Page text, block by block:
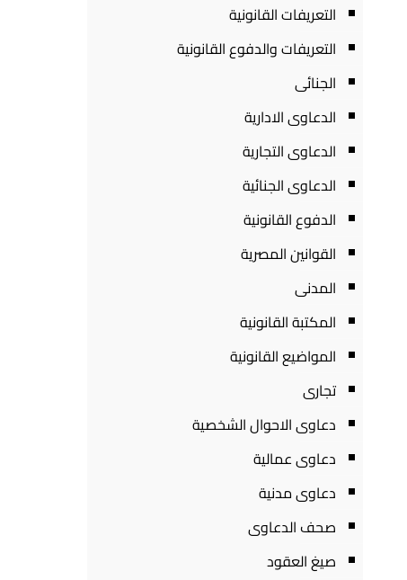
التعريفات القانونية
التعريفات والدفوع القانونية
الجنائى
الدعاوى الادارية
الدعاوى التجارية
الدعاوى الجنائية
الدفوع القانونية
القوانين المصرية
المدنى
المكتبة القانونية
المواضيع القانونية
تجارى
دعاوى الاحوال الشخصية
دعاوى عمالية
دعاوى مدنية
صحف الدعاوى
صيغ العقود